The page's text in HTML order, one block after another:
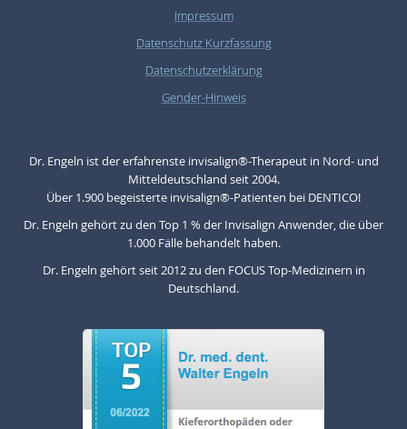
Impressum
Datenschutz Kurzfassung
Datenschutzerklärung
Gender-Hinweis
Dr. Engeln ist der erfahrenste invisalign®-Therapeut in Nord- und
Mitteldeutschland seit 2004.
Über 1.900 begeisterte invisalign®-Patienten bei DENTICO!
Dr. Engeln gehört zu den Top 1 % der Invisalign Anwender, die über
1.000 Fälle behandelt haben.
Dr. Engeln gehört seit 2012 zu den FOCUS Top-Medizinern in
Deutschland.